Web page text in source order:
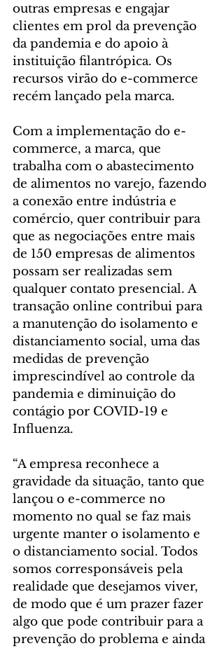
outras empresas e engajar
clientes em prol da prevenção
da pandemia e do apoio à
instituição filantrópica. Os
recursos virão do e-commerce
recém lançado pela marca.
Com a implementação do e-
commerce, a marca, que
trabalha com o abastecimento
de alimentos no varejo, fazendo
a conexão entre indústria e
comércio, quer contribuir para
que as negociações entre mais
de 150 empresas de alimentos
possam ser realizadas sem
qualquer contato presencial. A
transação online contribui para
a manutenção do isolamento e
distanciamento social, uma das
medidas de prevenção
imprescindível ao controle da
pandemia e diminuição do
contágio por COVID-19 e
Influenza.
“A empresa reconhece a
gravidade da situação, tanto que
lançou o e-commerce no
momento no qual se faz mais
urgente manter o isolamento e
o distanciamento social. Todos
somos corresponsáveis pela
realidade que desejamos viver,
de modo que é um prazer fazer
algo que pode contribuir para a
prevenção do problema e ainda